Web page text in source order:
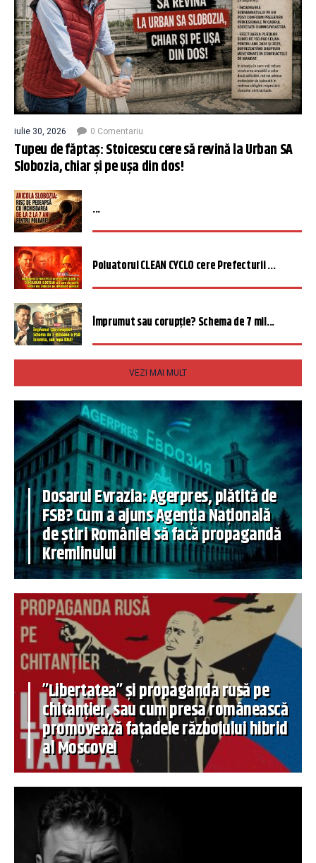
iulie 30, 2026 0 Comentariu
Tupeu de făptaș: Stoicescu cere să revină la Urban SA
Slobozia, chiar și pe ușa din dos!
...
Poluatorul CLEAN CYCLO cere Prefecturii ...
Împrumut sau corupție? Schema de 7 mil...
VEZI MAI MULT
Dosarul Evrazia: Agerpres, plătită de
FSB? Cum a ajuns Agenția Națională
de știri României să facă propagandă
Kremlinului
”Libertatea” și propaganda rusă pe
chitanțier, sau cum presa românească
promovează fațadele războiului hibrid
al Moscovei